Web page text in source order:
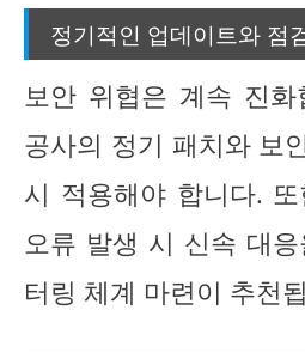
정기적인 업데이트와 점
보안 위협은 계속 진
공사의 정기 패치와 보
시 적용해야 합니다.
오류 발생 시 신속 대
터링 체계 마련이 추천